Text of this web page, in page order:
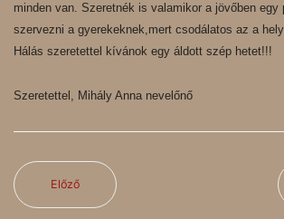
minden van. Szeretnék is valamikor a jövőben egy
szervezni a gyerekeknek,mert csodálatos az a
Hálás szeretettel kívánok egy áldott szép hetet!!!
Szeretettel, Mihály Anna nevelőnő
Előző